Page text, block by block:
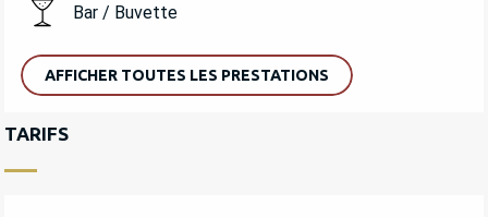
Bar / Buvette
AFFICHER TOUTES LES PRESTATIONS
TARIFS